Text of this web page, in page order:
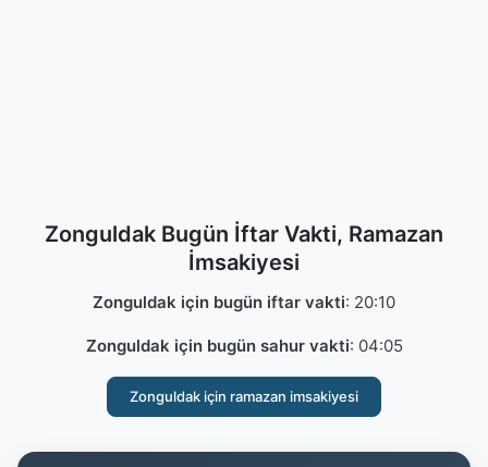
Zonguldak Bugün İftar Vakti, Ramazan
İmsakiyesi
Zonguldak için bugün iftar vakti: 20:10
Zonguldak için bugün sahur vakti: 04:05
Zonguldak için ramazan imsakiyesi